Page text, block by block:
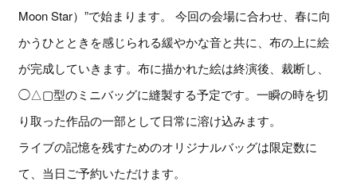
Moon Star）”で始まります。 今回の会場に合わせ、春に向
かうひとときを感じられる緩やかな音と共に、布の上に絵
が完成していきます。布に描かれた絵は終演後、裁断し、
◯△▢型のミニバッグに縫製する予定です。一瞬の時を切
り取った作品の一部として日常に溶け込みます。
ライブの記憶を残すためのオリジナルバッグは限定数に
て、当日ご予約いただけます。